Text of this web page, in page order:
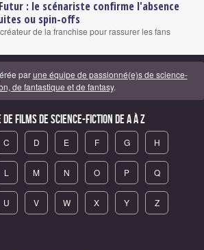
: le scénariste confirme l'absence
ou spin-offs
de la franchise pour rassurer les fans
parune équipe de passionné(e)s de science-
de fantastique et de fantasy.
de Films de science-fiction de A à Z
C D E F G H
L M N O P Q
U V W X Y Z